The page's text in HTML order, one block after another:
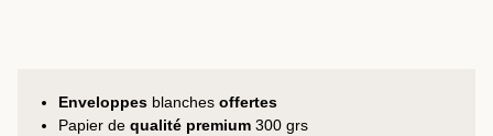
Enveloppes blanches offertes
Papier de qualité premium 300 grs